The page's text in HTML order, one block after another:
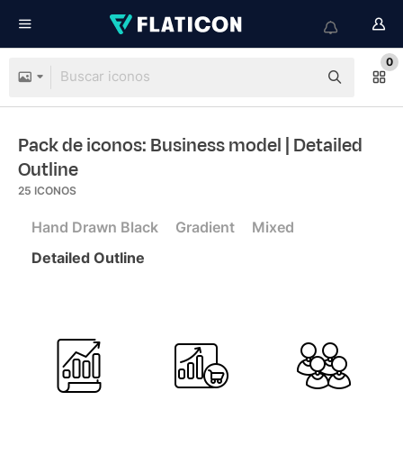
0
Pack de iconos: Business model | Detailed
Outline
25 ICONOS
Hand Drawn Black Gradient
Mixed
Detailed Outline